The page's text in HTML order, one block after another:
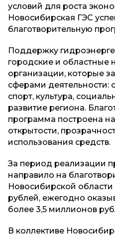
условий для роста
Новосибирская ГЭС
благотворительную
Поддержку
городские и областные
организации, которые
сферами деятельности:
спорт, культура,
развитие региона.
программа построена
открытости,
использования средств.
За период реализации
направило на
Новосибирской
рублей, ежегодно
более 3,5 миллионов
В коллективе